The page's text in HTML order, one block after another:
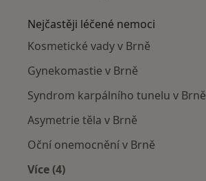
Nejčastěji léčené nemoci
Kosmetické vady v Brně
Gynekomastie v Brně
Syndrom karpálního tunelu v Brně
Asymetrie těla v Brně
Oční onemocnění v Brně
Více (4)